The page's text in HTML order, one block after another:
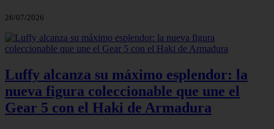
26/07/2026
Luffy alcanza su máximo esplendor: la
nueva figura coleccionable que une el
Gear 5 con el Haki de Armadura